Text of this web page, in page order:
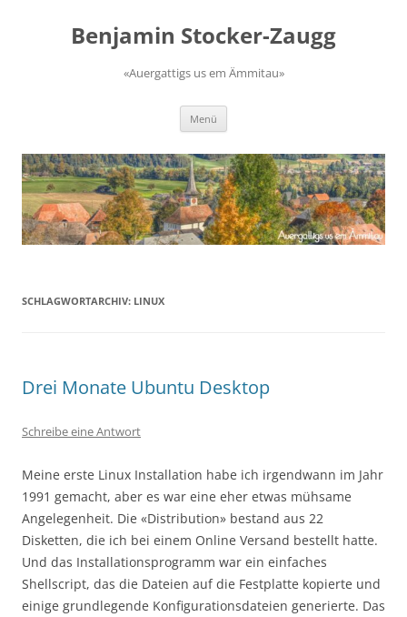
springenBenjamin Stocker-Zaugg
«Auergattigs us em Ämmitau»
Menü
SCHLAGWORTARCHIV: LINUX
Drei Monate Ubuntu Desktop
Schreibe eine Antwort
Meine erste Linux Installation habe ich irgendwann im Jahr
1991 gemacht, aber es war eine eher etwas mühsame
Angelegenheit. Die «Distribution» bestand aus 22
Disketten, die ich bei einem Online Versand bestellt hatte.
Und das Installationsprogramm war ein einfaches
Shellscript, das die Dateien auf die Festplatte kopierte und
einige grundlegende Konfigurationsdateien generierte. Das